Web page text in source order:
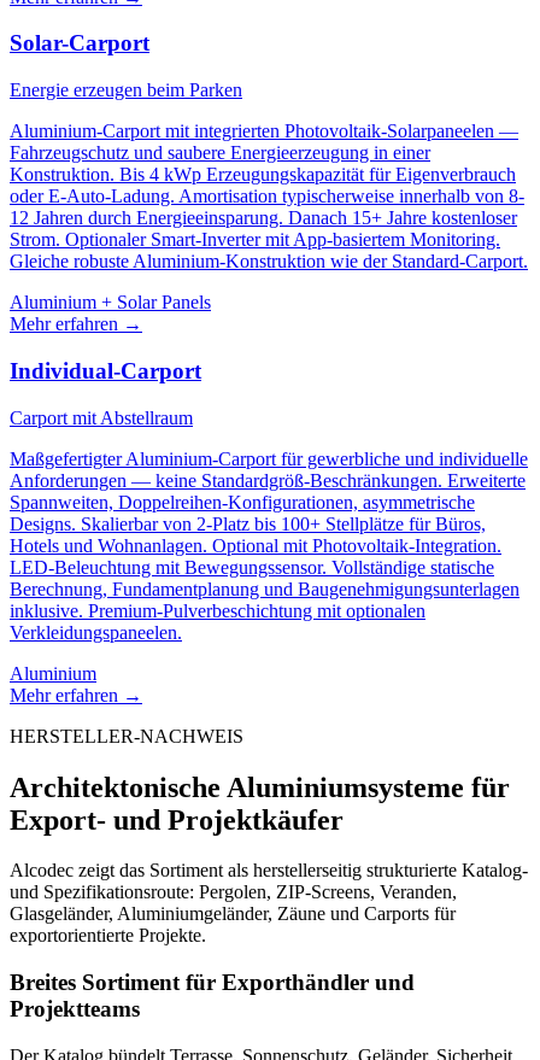
Solar-Carport
Energie erzeugen beim Parken
Aluminium-Carport mit integrierten Photovoltaik-Solarpaneelen —
Fahrzeugschutz und saubere Energieerzeugung in einer
Konstruktion. Bis 4 kWp Erzeugungskapazität für Eigenverbrauch
oder E-Auto-Ladung. Amortisation typischerweise innerhalb von 8-
12 Jahren durch Energieeinsparung. Danach 15+ Jahre kostenloser
Strom. Optionaler Smart-Inverter mit App-basiertem Monitoring.
Gleiche robuste Aluminium-Konstruktion wie der Standard-Carport.
Aluminium + Solar Panels
Mehr erfahren →
Individual-Carport
Carport mit Abstellraum
Maßgefertigter Aluminium-Carport für gewerbliche und individuelle
Anforderungen — keine Standardgröß-Beschränkungen. Erweiterte
Spannweiten, Doppelreihen-Konfigurationen, asymmetrische
Designs. Skalierbar von 2-Platz bis 100+ Stellplätze für Büros,
Hotels und Wohnanlagen. Optional mit Photovoltaik-Integration.
LED-Beleuchtung mit Bewegungssensor. Vollständige statische
Berechnung, Fundamentplanung und Baugenehmigungsunterlagen
inklusive. Premium-Pulverbeschichtung mit optionalen
Verkleidungspaneelen.
Aluminium
Mehr erfahren →
HERSTELLER-NACHWEIS
Architektonische Aluminiumsysteme für
Export- und Projektkäufer
Alcodec zeigt das Sortiment als herstellerseitig strukturierte Katalog-
und Spezifikationsroute: Pergolen, ZIP-Screens, Veranden,
Glasgeländer, Aluminiumgeländer, Zäune und Carports für
exportorientierte Projekte.
Breites Sortiment für Exporthändler und
Projektteams
Der Katalog bündelt Terrasse, Sonnenschutz, Geländer, Sicherheit